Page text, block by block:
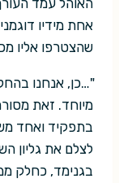
אחת מידיו
שהצטרפו אליו
"…כן, אנחנו
מיוחד. זאת
בתפקיד ואחד
לצלם את גליון
בגנימד, כחלק